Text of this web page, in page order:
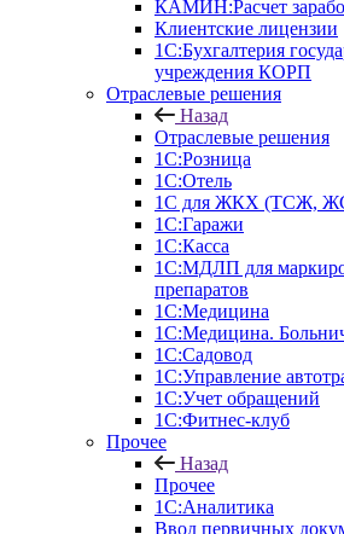
КАМИН:Расчет
Клиентские лицензии
1С:Бухгалтерия
учреждения КОРП
Отраслевые решения
Назад
Отраслевые решения
1С:Розница
1С:Отель
1С для ЖКХ (ТСЖ,
1С:Гаражи
1С:Касса
1С:МДЛП для
препаратов
1С:Медицина
1С:Медицина.
1С:Садовод
1С:Управление
1С:Учет обращений
1С:Фитнес-клуб
Прочее
Назад
Прочее
1С:Аналитика
Ввод первичных